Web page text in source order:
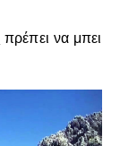
πρέπει να μπει